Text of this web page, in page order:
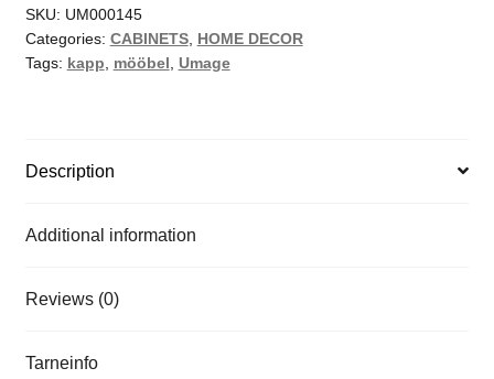
SKU: UM000145
Categories: CABINETS, HOME DECOR
Tags: kapp mööbel Umage
Description
Additional information
Reviews (0)
Tarneinfo